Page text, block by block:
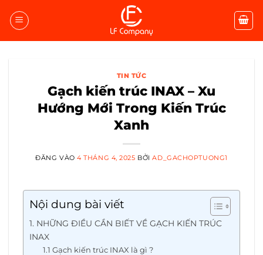
qua
TIN TỨC
Gạch kiến trúc INAX – Xu
Hướng Mới Trong Kiến Trúc
Xanh
ĐĂNG VÀO4 THÁNG 4, 2025 BỞIAD_GACHOPTUONG1
Nội dung bài viết
1. NHỮNG ĐIỀU CẦN BIẾT VỀ GẠCH KIẾN TRÚC
INAX
1.1 Gạch kiến trúc INAX là gì ?